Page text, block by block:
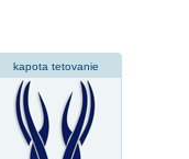
kapota tetovanie